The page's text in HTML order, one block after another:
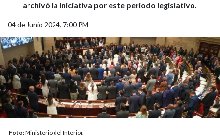
archivó la iniciativa por este periodo legislativo.
04 de Junio 2024, 7:00 PM
Foto:Ministerio del Interior.